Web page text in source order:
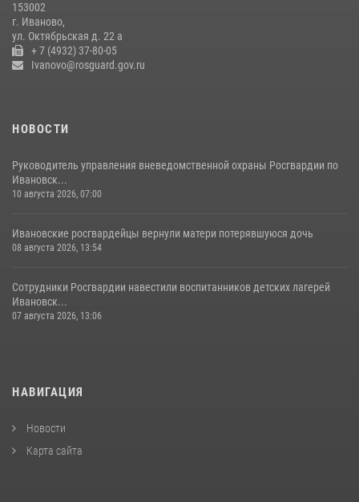
Координационный совет по взаимодействию с частными
охранными организациями состоялся в Управлении Росгвардии по
Ивановской области
153002
г. Иваново,
ул. Октябрьская д. 22 а
+ 7 (4932) 37-80-05
Ivanovo@rosguard.gov.ru
НОВОСТИ
Руководитель управления вневедомственной охраны Росгвардии по
Ивановск...
10 августа 2026, 07:00
Ивановские росгвардейцы вернули матери потерявшуюся дочь
08 августа 2026, 13:54
Сотрудники Росгвардии навестили воспитанников детских лагерей
Ивановск...
07 августа 2026, 13:06
НАВИГАЦИЯ
Новости
Карта сайта